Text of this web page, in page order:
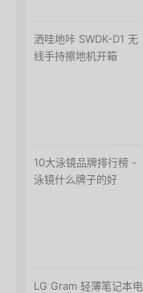
洒哇地咔 SWDK-D1 无
线手持擦地机开箱
10大泳镜品牌排行榜 -
泳镜什么牌子的好
LG Gram 轻薄笔记本电